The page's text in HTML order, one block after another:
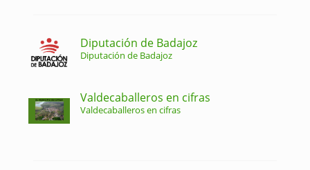
Diputación de Badajoz
Diputación de Badajoz
Valdecaballeros en cifras
Valdecaballeros en cifras